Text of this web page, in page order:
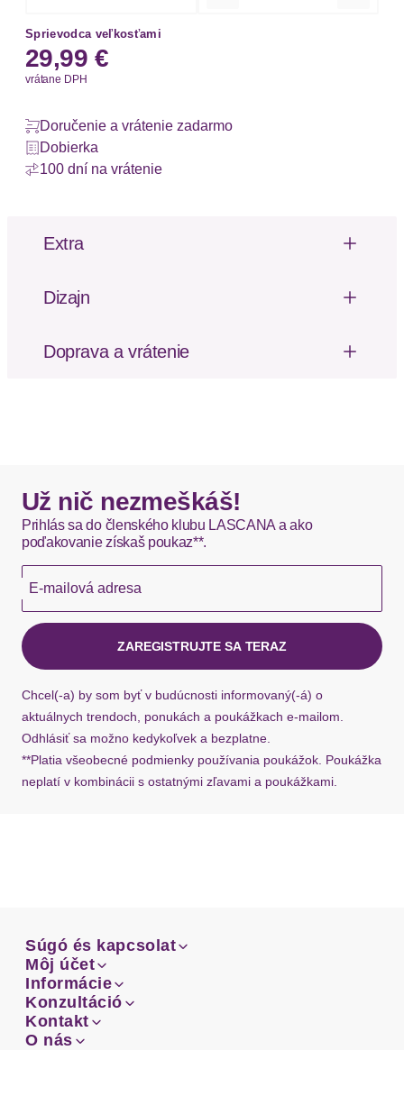
Sprievodca veľkosťami
29,99 €
vrátane DPH
Doručenie a vrátenie zadarmo
Dobierka
100 dní na vrátenie
Extra
Riasenie
Vzor potlačený po celej ploche
Dizajn
Binden vorne. Teilungsnaht unter der Brust.
Ärmellos. Balconnet-Ausschnitt mit Rüschen.
Doprava a vrátenie
Okamžite dostupné položky sú zvyčajne doručené
kuriérom DHL do 1-3 pracovných dní.
Hermes - 0,00 EUR
Okamžite dostupné položky sú zvyčajne doručené
kuriérom Hermes do 1-3 pracovných dní.
Už nič nezmeškáš!
Prihlás sa do členského klubu LASCANA a ako
poďakovanie získaš poukaz**.
E-mailová adresa
ZAREGISTRUJTE SA TERAZ
Chcel(-a) by som byť v budúcnosti informovaný(-á) o
aktuálnych trendoch, ponukách a poukážkach e-mailom.
Odhlásiť sa možno kedykoľvek a bezplatne.
**Platia všeobecné podmienky používania poukážok. Poukážka
neplatí v kombinácii s ostatnými zľavami a poukážkami.
Súgó és kapcsolat
Email
Facebook
Instagram
Súgó és kapcsolat
Email
Facebook
Môj účet
Prehľad objednávok
Môj účet
Prehľad objednávok
Informácie
Doprava
Platba
Informácie
Doprava
Konzultáció
Sprievodca-veľkosťami
Konzultáció
Kontakt
Zákaznícke oddelenie
Kontakt
O nás